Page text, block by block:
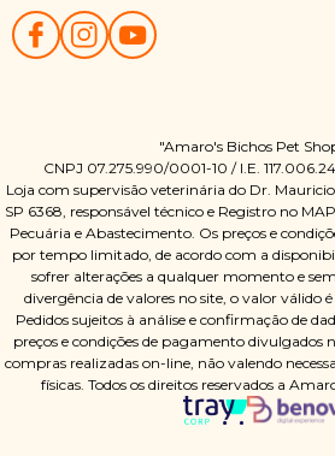
"Amaro's Bichos Pet
CNPJ 07.275.990/0001-10 / I.E.
Loja com supervisão veterinária do Dr.
SP 6368, responsável técnico e Registro no
Pecuária e Abastecimento. Os preços e
por tempo limitado, de acordo com a
sofrer alterações a qualquer momento e
divergência de valores no site, o valor válido
Pedidos sujeitos à análise e confirmação de
preços e condições de pagamento divulgados
compras realizadas on-line, não valendo
físicas. Todos os direitos reservados a